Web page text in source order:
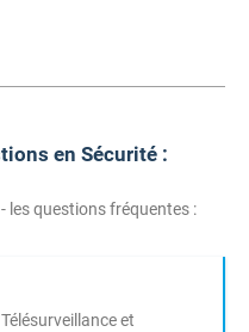
en Sécurité :
les questions fréquentes :
Télésurveillance et